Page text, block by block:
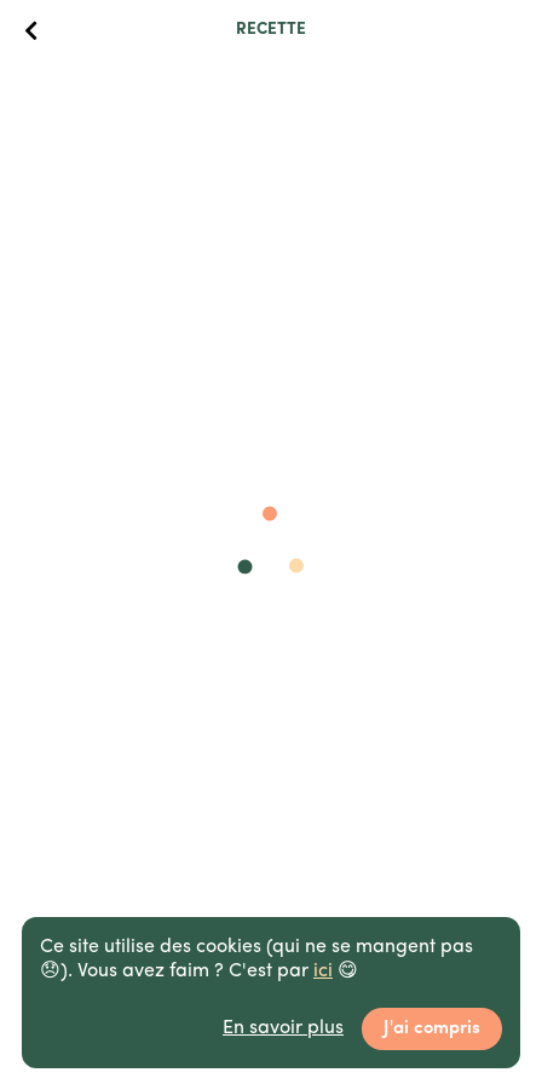
RECETTE
Ce site utilise des cookies (qui ne se mangent pas
😞). Vous avez faim ? C'est par ici 😋
En savoir plus J'ai compris